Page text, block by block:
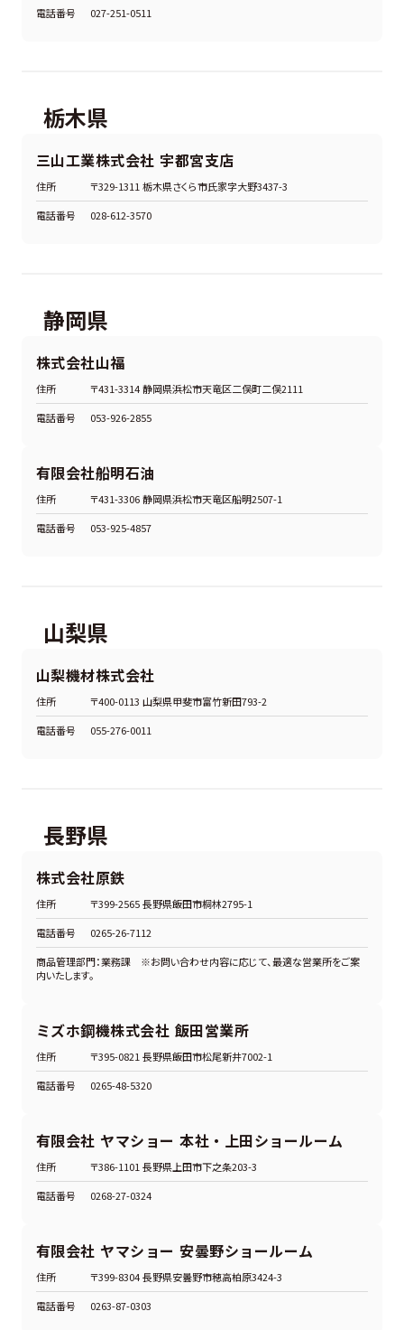
電話番号
027-251-0511
栃木県
三山工業株式会社 宇都宮支店
住所
〒329-1311 栃木県さくら市氏家字大野3437-3
電話番号
028-612-3570
静岡県
株式会社山福
住所
〒431-3314 静岡県浜松市天竜区二俣町二俣2111
電話番号
053-926-2855
有限会社船明石油
住所
〒431-3306 静岡県浜松市天竜区船明2507-1
電話番号
053-925-4857
山梨県
山梨機材株式会社
住所
〒400-0113 山梨県甲斐市富竹新田793-2
電話番号
055-276-0011
長野県
株式会社原鉄
住所
〒399-2565 長野県飯田市桐林2795-1
電話番号
0265-26-7112
商品管理部門：業務課 ※お問い合わせ内容に応じて、最適な営業所をご案
内いたします。
ミズホ鋼機株式会社 飯田営業所
住所
〒395-0821 長野県飯田市松尾新井7002-1
電話番号
0265-48-5320
有限会社 ヤマショー 本社・上田ショールーム
住所
〒386-1101 長野県上田市下之条203-3
電話番号
0268-27-0324
有限会社 ヤマショー 安曇野ショールーム
住所
〒399-8304 長野県安曇野市穂高柏原3424-3
電話番号
0263-87-0303